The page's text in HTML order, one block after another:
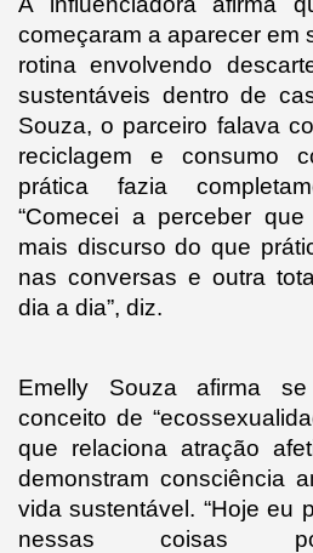
começaram a aparecer em
rotina envolvendo
sustentáveis dentro de
Souza, o parceiro falava
reciclagem e consumo
prática fazia
“Comecei a perceber
mais discurso do que
nas conversas e outra
dia a dia”, diz.
Emelly Souza afirma
conceito de
que relaciona atração
demonstram consciência
vida sustentável. “Hoje eu
nessas coisas